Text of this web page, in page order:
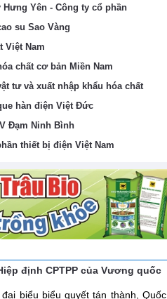
Yên - Công ty cổ phần
su Sao Vàng
Việt Nam
chất cơ bản Miền Nam
tư và xuất nhập khẩu hóa chất
hàn điện Việt Đức
Đạm Ninh Bình
thiết bị điện Việt Nam
định CPTPP của Vương quốc
biểu biểu quyết tán thành, Quốc